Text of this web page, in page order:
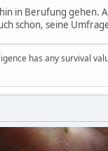
in Berufung gehen.
schon, seine
has any survival